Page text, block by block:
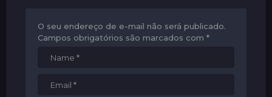
O seu endereço de e-mail não será publicado.
Campos obrigatórios são marcados com *